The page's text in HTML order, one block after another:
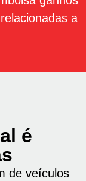
a
é
de veículos